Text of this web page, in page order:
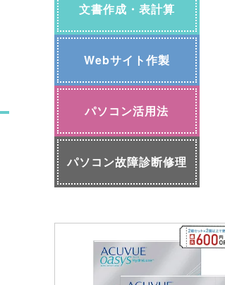
文書作成・表計算
Webサイト作製
パソコン活用法
パソコン故障診断修理